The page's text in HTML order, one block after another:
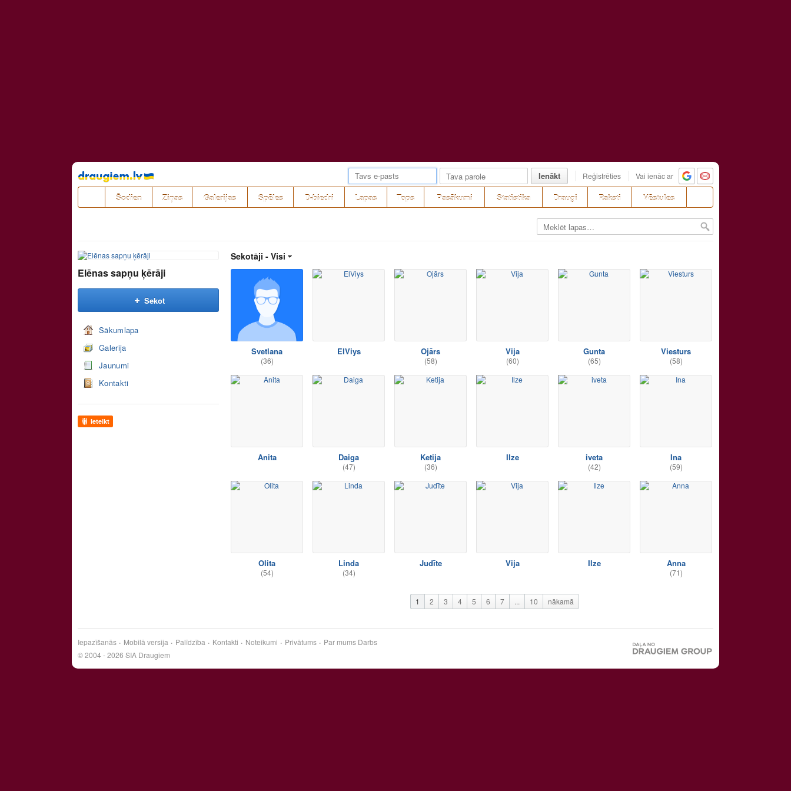
Pāriet
uz
saturu
Ienākt Reģistrēties Vai ienāc ar
Šodien Ziņas Galerijas Spēles D-biedri Lapas Tops Pasākumi Statistika Draugi Raksti Vēstules
Elēnas sapņu ķērāji
Sekot
Sākumlapa
Galerija
Jaunumi
Kontakti
Ieteikt
Sekotāji - Visi
Svetlana
(36)
ElViys Ojārs
(58)
Vija
(60)
Gunta
(65)
Viesturs
(58)
Anita Daiga
(47)
Ketija
(36)
Ilze iveta
(42)
Ina
(59)
Olita
(54)
Linda
(34)
Judīte Vija Ilze Anna
(71)
1 2 3 4 5 6 7 ... 10 nākamā
Iepazīšanās Mobilā versija Palīdzība Kontakti Noteikumi Privātums Par mums Darbs
© 2004 - 2026 SIA Draugiem